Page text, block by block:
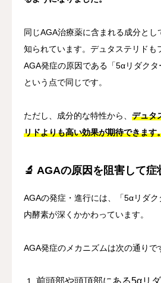
同じAGA治療薬に含まれる成分とし
知られています。デュタステリドも
AGA発症の原因である「5αリダク
という点で同じです。
ただし、成分的な特性から、 デュタ
リドよりも高い効果が期待できます
🔬 AGAの原因を阻害して症
AGAの発症・進行には、「5αリダ
内酵素が深くかかわっています。
AGA発症のメカニズムは次の通りで
前頭部や頭頂部にある5αリ